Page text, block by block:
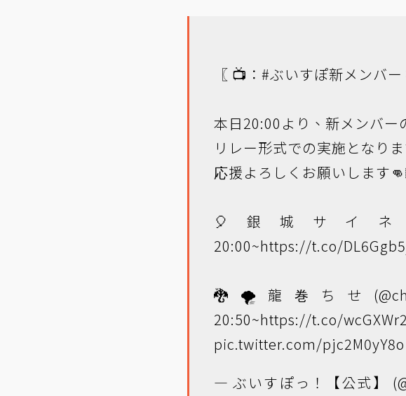
〖 📺： #ぶいすぽ新メンバー
本日20:00より、新メンバー
リレー形式での実施となりま
応援よろしくお願いします
🎈銀城サイ
20:00~https://t.co/
🐉🌪️龍巻ちせ(
20:50~https://t.co/
pic.twitter.com/pjc2M0yY8o
— ぶいすぽっ！【公式】